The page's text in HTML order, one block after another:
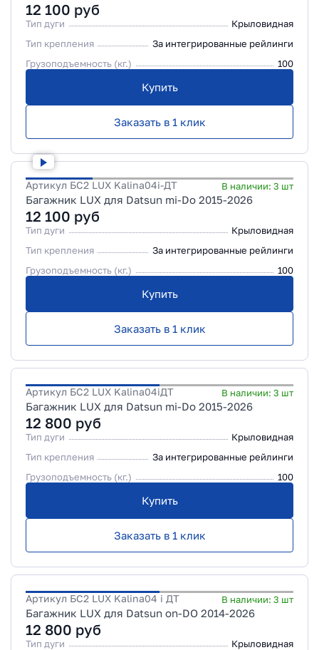
12 100 руб
Тип дуги
Крыловидная
Тип крепления
За интегрированные рейлинги
Грузоподъемность (кг.)
100
Купить
Заказать в 1 клик
Артикул БС2 LUX Kalina04i-ДТ В наличии: 3 шт
Багажник LUX для Datsun mi-Do 2015-2026
12 100 руб
Тип дуги
Крыловидная
Тип крепления
За интегрированные рейлинги
Грузоподъемность (кг.)
100
Купить
Заказать в 1 клик
Артикул БС2 LUX Kalina04iДТ В наличии: 3 шт
Багажник LUX для Datsun mi-Do 2015-2026
12 800 руб
Тип дуги
Крыловидная
Тип крепления
За интегрированные рейлинги
Грузоподъемность (кг.)
100
Купить
Заказать в 1 клик
Артикул БС2 LUX Kalina04 i ДТ В наличии: 3 шт
Багажник LUX для Datsun on-DO 2014-2026
12 800 руб
Тип дуги
Крыловидная